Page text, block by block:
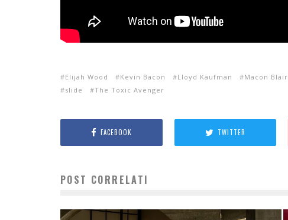
Elijah Wood Kevin Bacon Lloyd Kaufman Macon Blair
slide
The Toxic Avenger
FACEBOOK TWITTER
POST CORRELATI